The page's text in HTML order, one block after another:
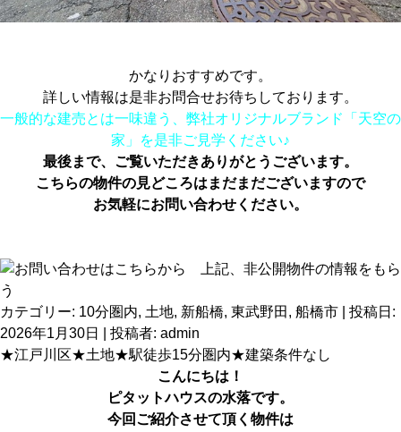
かなりおすすめです。
詳しい情報は是非お問合せお待ちしております。
一般的な建売とは一味違う、弊社オリジナルブランド「天空の
家」を是非ご見学ください♪
最後まで、ご覧いただきありがとうございます。
こちらの物件の見どころはまだまだございますので
お気軽にお問い合わせください。
カテゴリー: 10分圏内, 土地, 新船橋, 東武野田 , 船橋市 | 投稿日:
2026年1月30日
投稿者: admin
★江戸川区★土地★駅徒歩15分圏内★建築条件なし
こんにちは！
ピタットハウスの水落です。
今回ご紹介させて頂く物件は